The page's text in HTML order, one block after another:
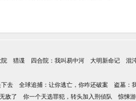
猎谍 四合院：我叫易中河 大明新命记 混
去 全球追捕：让你逃亡，你咋还破案 盗墓：
敌了 你一个天选罪犯，转头加入刑侦队 惊悚